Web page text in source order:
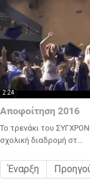
2:24
Αποφοίτηση 2016
Το τρενάκι του
σχολική διαδρομή στ...
Έναρξη